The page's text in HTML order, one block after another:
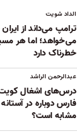
الداد شویت
ترامپ می‌داند از
می‌خواهد؛ اما هر
خطرناک دارد
عبدالرحمن الراشد
درس‌های اشغال
فارس دوباره در
مشابه است؟